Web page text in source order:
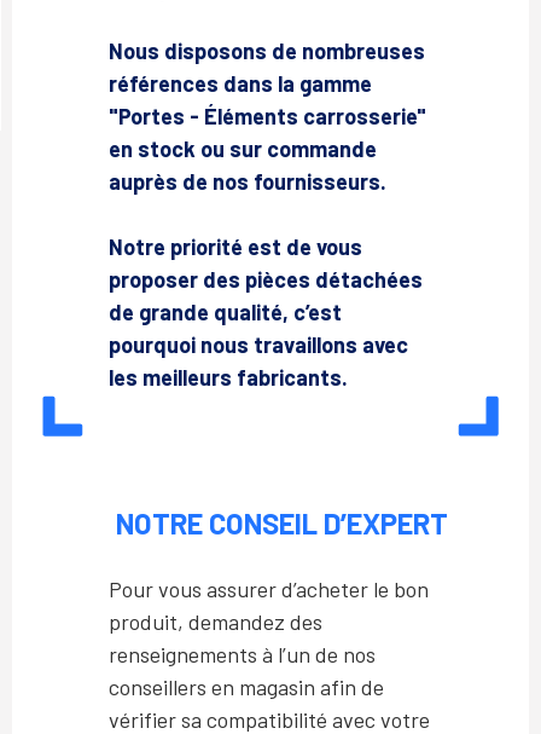
Nous disposons de nombreuses
références dans la gamme
"Portes - Éléments carrosserie"
en stock ou sur commande
auprès de nos fournisseurs.
Notre priorité est de vous
proposer des pièces détachées
de grande qualité, c’est
pourquoi nous travaillons avec
les meilleurs fabricants.
NOTRE CONSEIL D’EXPERT
Pour vous assurer d’acheter le bon
produit, demandez des
renseignements à l’un de nos
conseillers en magasin afin de
vérifier sa compatibilité avec votre